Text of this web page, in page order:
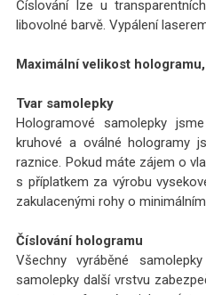
Číslování lze u
libovolné barvě. Vypálení
Maximální velikost
Tvar samolepky
Hologramové samolepky
kruhové a oválné hologramy
raznice. Pokud máte zájem o
s příplatkem za výrobu
zakulacenými rohy o
Číslování hologramu
Všechny vyráběné
samolepky další vrstvu